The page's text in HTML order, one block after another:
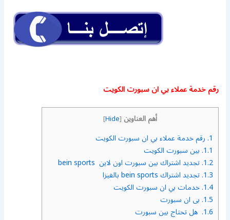
رقم خدمة عملاء بي ان سبورت الكويت
أهم العناوين [
Hide
]
1. رقم خدمة عملاء بي ان سبورت الكويت
1.1. بين سبورت الكويت
1.2. تجديد اشتراك بين سبورت اون لاين bein sports
1.3. تجديد اشتراك bein sports بالفيزا
1.4. خدمات بي ان سبورت الكويت
1.5. بى ان سبورت
1.6. هل تحتاج بين سبورت